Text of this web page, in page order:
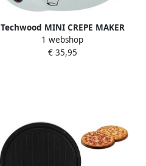
Techwood MINI CREPE MAKER
1 webshop
€ 35,95